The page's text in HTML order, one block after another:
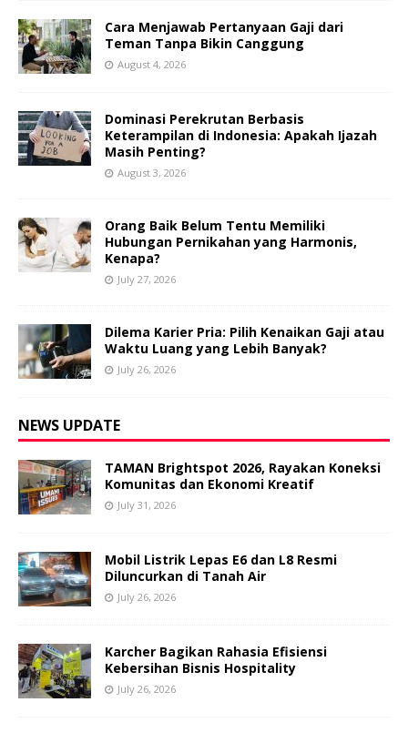
Cara Menjawab Pertanyaan Gaji dari
Teman Tanpa Bikin Canggung
August 4, 2026
Dominasi Perekrutan Berbasis
Keterampilan di Indonesia: Apakah Ijazah
Masih Penting?
August 3, 2026
Orang Baik Belum Tentu Memiliki
Hubungan Pernikahan yang Harmonis,
Kenapa?
July 27, 2026
Dilema Karier Pria: Pilih Kenaikan Gaji atau
Waktu Luang yang Lebih Banyak?
July 26, 2026
NEWS UPDATE
TAMAN Brightspot 2026, Rayakan Koneksi
Komunitas dan Ekonomi Kreatif
July 31, 2026
Mobil Listrik Lepas E6 dan L8 Resmi
Diluncurkan di Tanah Air
July 26, 2026
Karcher Bagikan Rahasia Efisiensi
Kebersihan Bisnis Hospitality
July 26, 2026